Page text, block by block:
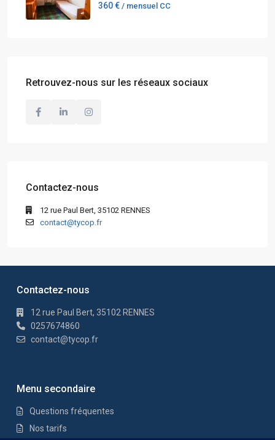
360 € / mensuel CC
Retrouvez-nous sur les réseaux sociaux
Contactez-nous
12 rue Paul Bert, 35102 RENNES
contact@tycop.fr
Contactez-nous
12 rue Paul Bert, 35102 RENNES
0257674860
contact@tycop.fr
Menu secondaire
Questions fréquentes
Nos tarifs